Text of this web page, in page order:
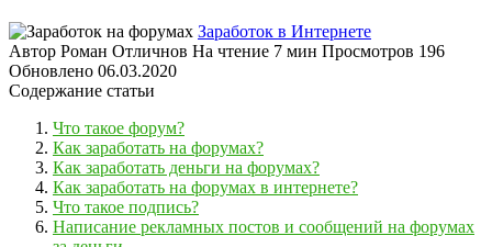
Заработок в Интернете
Автор Роман Отличнов На чтение 7 мин Просмотров 196
Обновлено 06.03.2020
Содержание статьи
Что такое форум?
Как заработать на форумах?
Как заработать деньги на форумах?
Как заработать на форумах в интернете?
Что такое подпись?
Написание рекламных постов и сообщений на форумах